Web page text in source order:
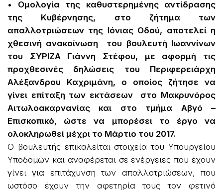
• Ομολογία της καθυστερημένης αντίδρασης
της Κυβέρνησης, στο ζήτημα των
απαλλοτριώσεων της Ιόνιας Οδού, αποτελεί η
χθεσινή ανακοίνωση του βουλευτή Ιωαννίνων
του ΣΥΡΙΖΑ Γιάννη Στέφου, με αφορμή τις
προχθεσινές δηλώσεις του Περιφερειάρχη
Αλέξανδρου Καχριμάνη, ο οποίος ζήτησε να
γίνει επίταξη των εκτάσεων στο Μακρυνόρος
Αιτωλοακαρνανίας και στο τμήμα Αβγό –
Επισκοπικό, ώστε να μπορέσει το έργο να
ολοκληρωθεί μέχρι το Μάρτιο του 2017.
Ο βουλευτής επικαλείται στοιχεία του Υπουργείου
Υποδομών και αναφέρεται σε ενέργειες που έχουν
γίνει για επιτάχυνση των απαλλοτριώσεων, που
ωστόσο έχουν την αφετηρία τους τον φετινό